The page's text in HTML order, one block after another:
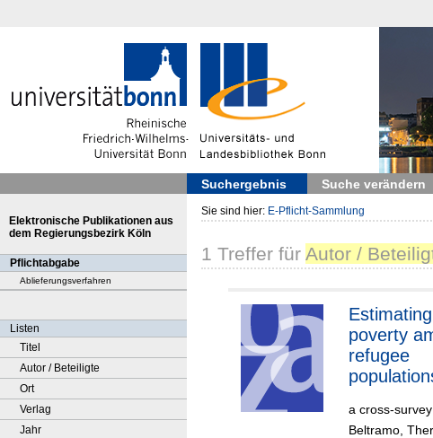
Suchergebnis Suche verändern
Elektronische Publikationen aus
dem Regierungsbezirk Köln
Pflichtabgabe
Ablieferungsverfahren
Listen
Titel
Autor / Beteiligte
Ort
Verlag
Jahr
Sie sind hier: E-Pflicht-Sammlung
1 Treffer für Autor /
Estimating
poverty
refugee
a cross-
Beltramo,